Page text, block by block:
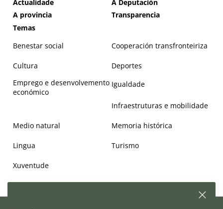
Actualidade
A Deputación
A provincia
Transparencia
Temas
Benestar social
Cooperación transfronteiriza
Cultura
Deportes
Emprego e desenvolvemento
económico
Igualdade
Infraestruturas e mobilidade
Medio natural Memoria histórica
Lingua Turismo
Xuventude